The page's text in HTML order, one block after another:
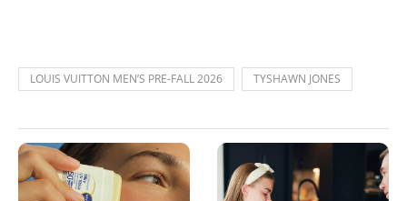
LOUIS VUITTON MEN’S PRE-FALL 2026 TYSHAWN JONES